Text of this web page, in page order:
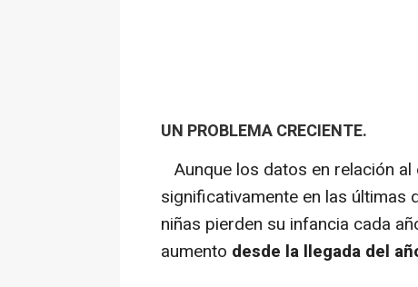
UN PROBLEMA CRECIENTE.
Aunque los datos en relación
significativamente en las últimas
niñas pierden su infancia cada
aumento desde la llegada del